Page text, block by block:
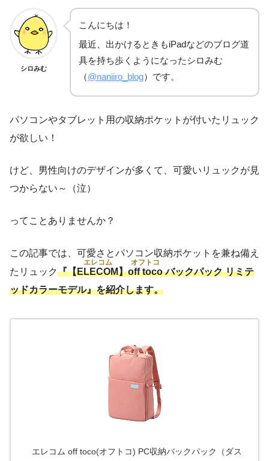
シロみむ
こんにちは！
最近、出かけるときもiPadなどのブログ道
具を持ち歩くようになったシロみむ
（@naniiro_blog）です。
パソコンやタブレット用の収納ポケットが付いたリュック
が欲しい！
けど、男性向けのデザインが多くて、可愛いリュックが見
つからない～（泣）
ってことありませんか？
この記事では、可愛さとパソコン収納ポケットを兼ね備え
たリュック『【ELECOM
エレコム
】off toco
オフトコ
バックパック リミテ
ッドカラーモデル』を紹介します。
エレコム off toco(オフトコ) PC収納バックパック（ダス